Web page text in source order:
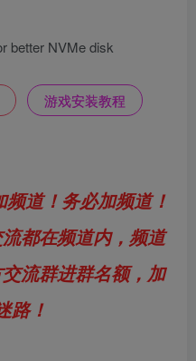
better NVMe disk
游戏安装教程
道！务必加频道！
都在频道内，频道
流群进群名额，加
路！